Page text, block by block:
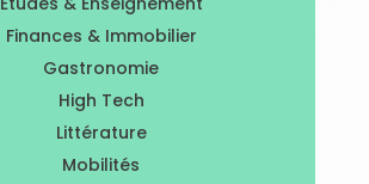
Finances & Immobilier
Gastronomie
High Tech
Littérature
Mobilités